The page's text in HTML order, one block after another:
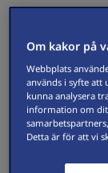
Om kakor på
Webbplats
används i syfte att
kunna analysera
information om
Detta är för att vi